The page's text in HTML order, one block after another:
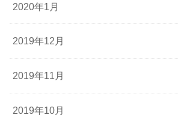
2020年1月
2019年12月
2019年11月
2019年10月